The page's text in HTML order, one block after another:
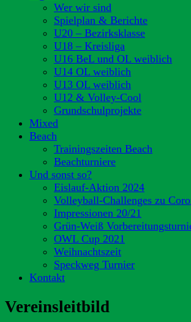
Wer wir sind
Spielplan & Berichte
U20 – Bezirksklasse
U18 – Kreisliga
U16 BeL und OL weiblich
U14 OL weiblich
U13 OL weiblich
U12 & Volley-Cool
Grundschulprojekte
Mixed
Beach
Trainingszeiten Beach
Beachturniere
Und sonst so?
Eislauf-Aktion 2024
Volleyball-Challenges zu
Impressionen 20/21
Grün-Weiß
OWL Cup 2021
Weihnachtszeit
Speckweg Turnier
Kontakt
Vereinsleitbild